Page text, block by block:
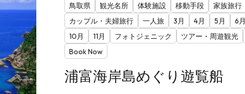
鳥取県 観光名所 体験施設 移動手段
家族旅行
カップル・夫婦旅行
一人旅 3月 4月 5月 6月
10月
11月 フォトジェニック ツアー・周遊観光
Book Now
浦富海岸島めぐり遊覧船